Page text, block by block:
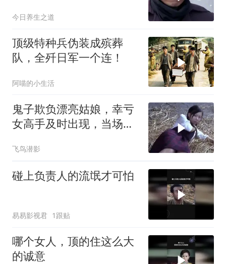
今日养生之道
顶级特种兵伪装成殡葬
队，全歼日军一个连！
阿喵的小生活
鬼子欺负漂亮姑娘，幸亏
女高手及时出现，当场教
飞鸟潜影
碰上负责人的流氓才可怕
易易影视君 1跟贴
哪个女人，顶的住这么大
的诚意